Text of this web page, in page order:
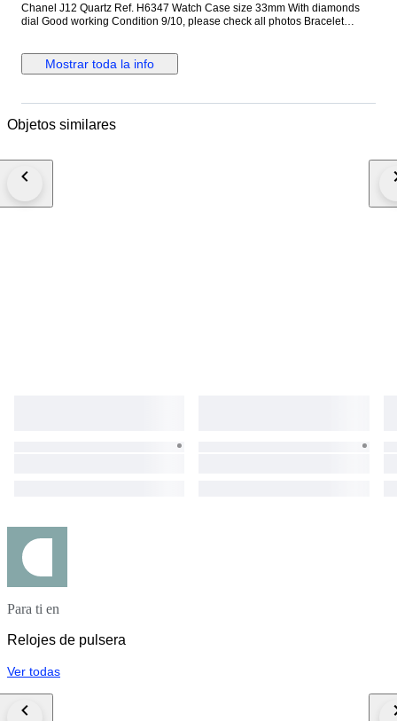
Chanel J12 Quartz Ref. H6347 Watch Case size 33mm With diamonds
dial Good working Condition 9/10, please check all photos Bracelet
Mostrar toda la info
Objetos similares
Para ti en
Relojes de pulsera
Ver todas